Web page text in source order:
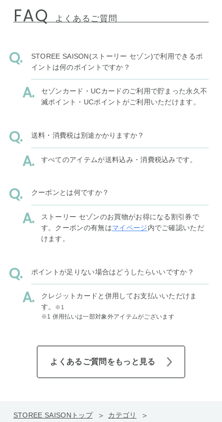
FAQ よくあるご質問
STOREE SAISON(ストーリー セゾン)で利用できるポ
イントは何のポイントですか？
セゾンカード・UCカードのご利用で貯まった永久不
滅ポイント・UCポイントがご利用いただけます。
送料・消費税は別途かかりますか？
すべてのアイテムが送料込み・消費税込みです。
クーポンとは何ですか？
ストーリー セゾンのお買物がお得になる割引券で
す。クーポンの有無はマイページ内でご確認いただ
けます。
ポイントが足りない場合はどうしたらいいですか？
クレジットカードと併用してお支払いいただけま
す。
※1
※1 併用払いは一部対象外アイテムがございます
よくあるご質問をもっと見る
STOREE SAISONトップ
カテゴリ